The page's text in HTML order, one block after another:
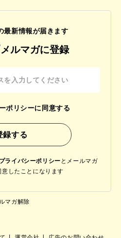
最新情報が届きます
メルマガに登録
ポリシーに同意する
プライバシーポリシー と メールマガ
意したことになります
マガ解除